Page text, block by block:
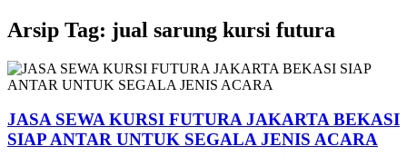
Arsip Tag: jual sarung kursi futura
JASA SEWA KURSI FUTURA JAKARTA BEKASI
SIAP ANTAR UNTUK SEGALA JENIS ACARA